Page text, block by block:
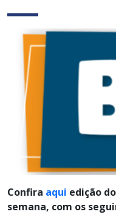
Confira aqui edição
semana, com os